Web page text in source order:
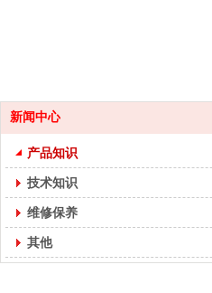
新闻中心
产品知识
技术知识
维修保养
其他